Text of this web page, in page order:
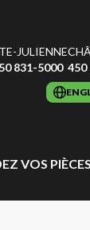
JULIENNE
831-5000 450
VOS PIÈCES